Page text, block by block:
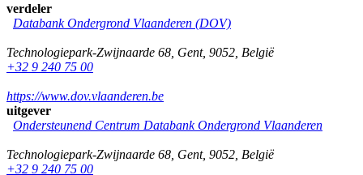
verdeler
Databank Ondergrond Vlaanderen (DOV)
Technologiepark-Zwijnaarde 68 Gent, 9052 België
+32 9 240 75 00
https://www.dov.vlaanderen.be
uitgever
Ondersteunend Centrum Databank Ondergrond Vlaanderen
Technologiepark-Zwijnaarde 68 Gent, 9052 België
+32 9 240 75 00